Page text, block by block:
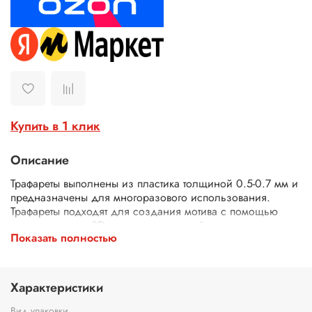
Купить в 1 клик
Описание
Трафареты выполнены из пластика толщиной 0.5-0.7 мм и
предназначены для многоразового использования.
Трафареты подходят для создания мотива с помощью
текстурных паст, 3D геля, декоративной штукатурки,
шпатлевки. Трафареты подходят для декора различных
зависимости от используемых материалов можно
применять трафарет для стен и иных поверхностей как
Показать полностью
Характеристики